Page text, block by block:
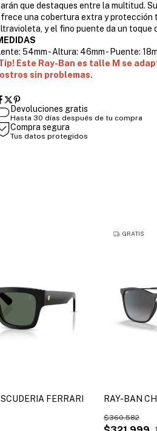
que destaques entre la multitud.
una cobertura extra y protección
y el fino puente da un toque
54mm - Altura: 46mm - Puente:
Este Ray-Ban es talle M se
sin problemas.
Devoluciones gratis
Hasta 30 días después de tu compra
Compra segura
Tus datos protegidos
FERRARI
GRATIS
RAY-BAN
$360.582